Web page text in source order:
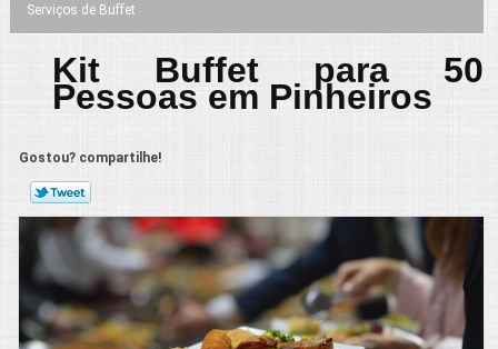
Serviços de Buffet
Kit Buffet para 50
Pessoas em Pinheiros
Gostou? compartilhe!